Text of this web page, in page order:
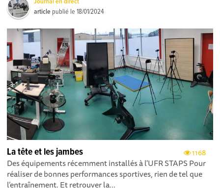
article publié le18/01/2024
1168
La tête et les jambes
Des équipements récemment installés à l'UFR STAPS Pour
réaliser de bonnes performances sportives, rien de tel que
l’entraînement. Et retrouver la...